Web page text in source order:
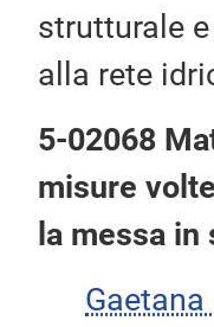
strutturale
alla rete
5-02068
misure
la messa
Gaetana